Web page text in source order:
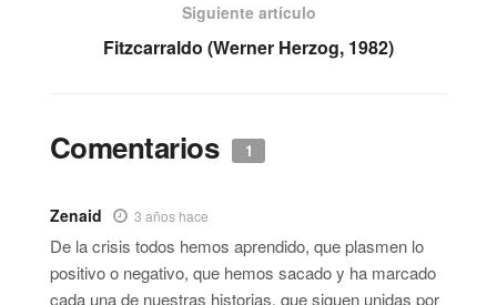
Siguiente artículo
Fitzcarraldo (Werner Herzog, 1982)
Comentarios 1
Zenaid 3 años hace
De la crisis todos hemos aprendido, que plasmen lo
positivo o negativo, que hemos sacado y ha marcado
cada una de nuestras historias, que siguen unidas por